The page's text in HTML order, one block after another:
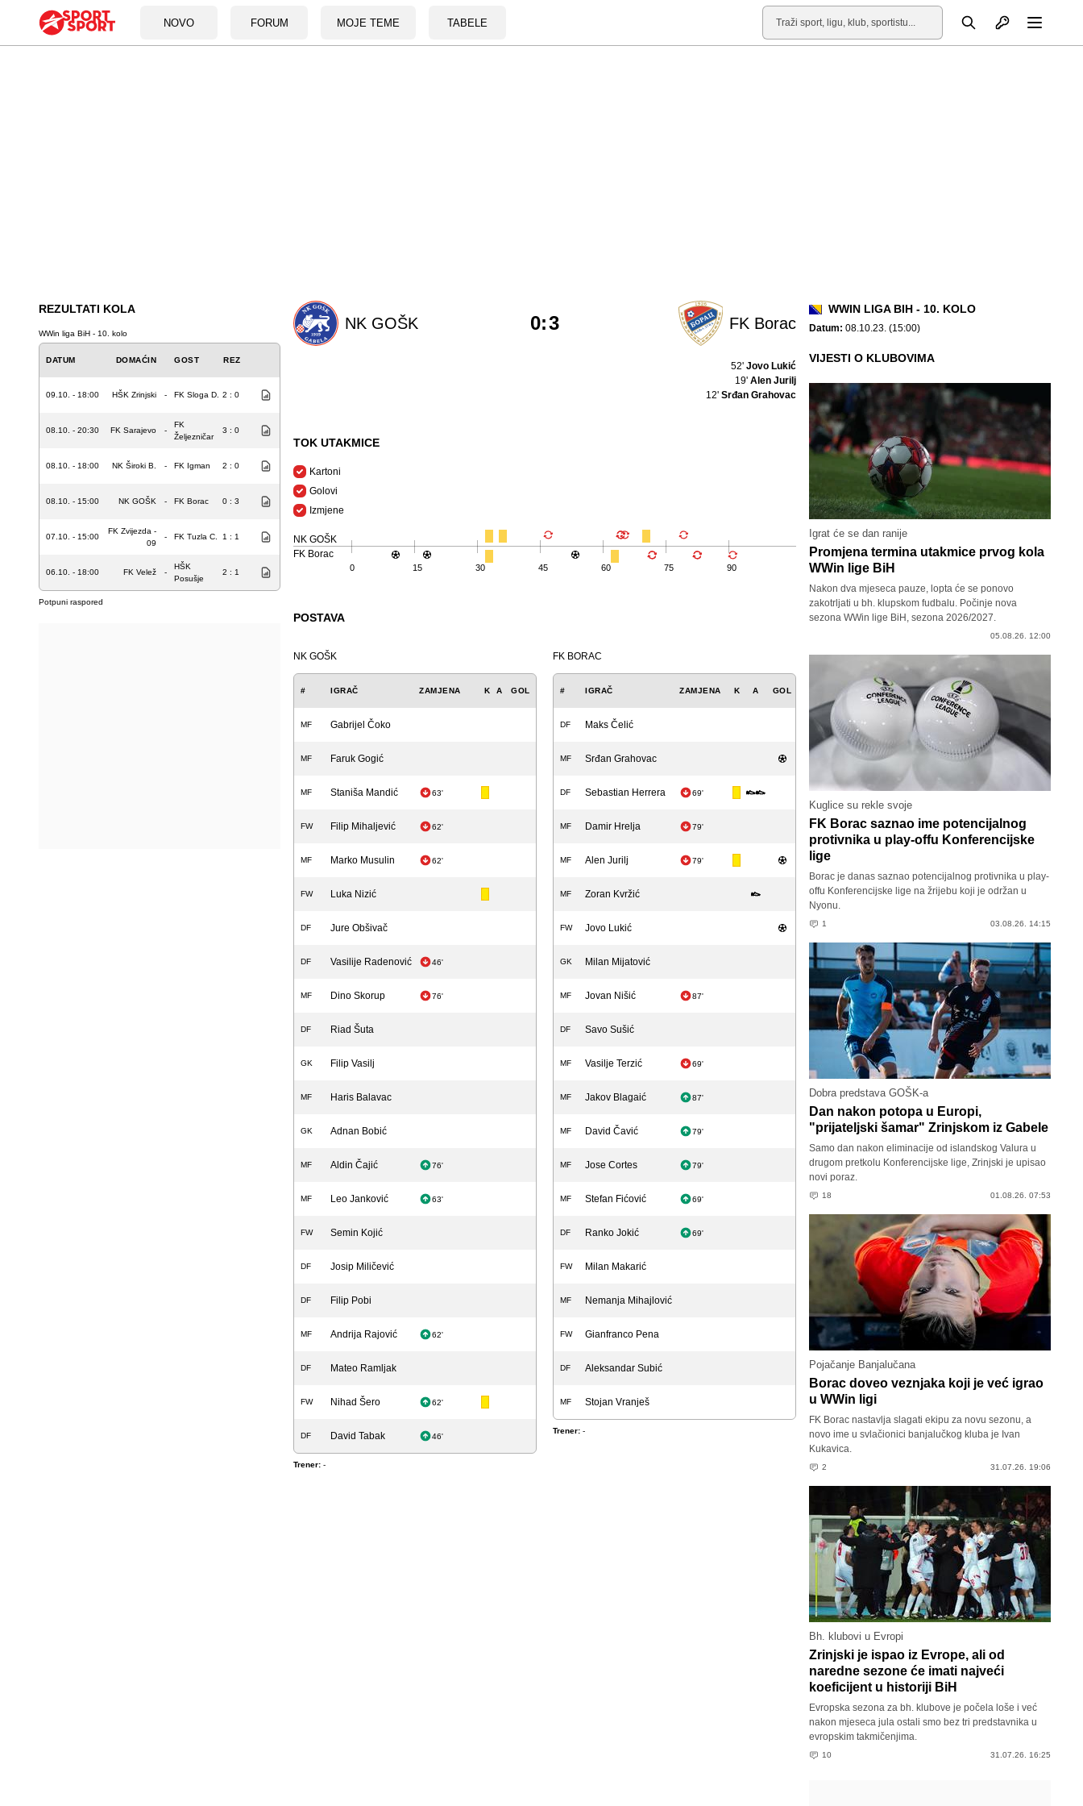
NOVO FORUM MOJE TEME TABELE
Pretraga Otvori profil
REZULTATI KOLA
WWin liga BiH - 10. kolo
DATUM DOMAĆIN GOST REZ
09.10. - 18:00 HŠK Zrinjski - FK Sloga D. 2 : 0
08.10. - 20:30 FK Sarajevo -
FK
Željezničar
3 : 0
08.10. - 18:00 NK Široki B. - FK Igman 2 : 0
08.10. - 15:00 NK GOŠK - FK Borac 0 : 3
07.10. - 15:00
FK Zvijezda -
09
- FK Tuzla C. 1 : 1
06.10. - 18:00 FK Velež -
HŠK
Posušje
2 : 1
Potpuni raspored
NK GOŠK FK Borac
0:3
52' Jovo Lukić
19' Alen Jurilj
12' Srđan Grahovac
TOK UTAKMICE
Kartoni
Golovi
Izmjene
NK GOŠK
FK Borac
0 15 30 45 60 75 90
POSTAVA
NK GOŠK
# IGRAČ ZAMJENA K A GOL
MF Gabrijel Čoko
MF Faruk Gogić
MF Staniša Mandić 63'
FW Filip Mihaljević 62'
MF Marko Musulin 62'
FW Luka Nizić
DF Jure Obšivač
DF Vasilije Radenović 46'
MF Dino Skorup 76'
DF Riad Šuta
GK Filip Vasilj
MF Haris Balavac
GK Adnan Bobić
MF Aldin Čajić 76'
MF Leo Janković 63'
FW Semin Kojić
DF Josip Miličević
DF Filip Pobi
MF Andrija Rajović 62'
DF Mateo Ramljak
FW Nihad Šero 62'
DF David Tabak 46'
Trener: -
FK BORAC
# IGRAČ ZAMJENA K A GOL
DF Maks Čelić
MF Srđan Grahovac
DF Sebastian Herrera 69'
MF Damir Hrelja 79'
MF Alen Jurilj 79'
MF Zoran Kvržić
FW Jovo Lukić
GK Milan Mijatović
MF Jovan Nišić 87'
DF Savo Sušić
MF Vasilje Terzić 69'
MF Jakov Blagaić 87'
MF David Čavić 79'
MF Jose Cortes 79'
MF Stefan Fićović 69'
DF Ranko Jokić 69'
FW Milan Makarić
MF Nemanja Mihajlović
FW Gianfranco Pena
DF Aleksandar Subić
MF Stojan Vranješ
Trener: -
WWIN LIGA BIH - 10. KOLO
Datum: 08.10.23. (15:00)
VIJESTI O KLUBOVIMA
Igrat će se dan ranije
Promjena termina utakmice prvog kola
WWin lige BiH
Nakon dva mjeseca pauze, lopta će se ponovo
zakotrljati u bh. klupskom fudbalu. Počinje nova
sezona WWin lige BiH, sezona 2026/2027.
05.08.26. 12:00
Kuglice su rekle svoje
FK Borac saznao ime potencijalnog
protivnika u play-offu Konferencijske
lige
Borac je danas saznao potencijalnog protivnika u play-
offu Konferencijske lige na žrijebu koji je održan u
Nyonu.
1 03.08.26. 14:15
Dobra predstava GOŠK-a
Dan nakon potopa u Europi,
"prijateljski šamar" Zrinjskom iz Gabele
Samo dan nakon eliminacije od islandskog Valura u
drugom pretkolu Konferencijske lige, Zrinjski je upisao
novi poraz.
18 01.08.26. 07:53
Pojačanje Banjalučana
Borac doveo veznjaka koji je već igrao
u WWin ligi
FK Borac nastavlja slagati ekipu za novu sezonu, a
novo ime u svlačionici banjalučkog kluba je Ivan
Kukavica.
2 31.07.26. 19:06
Bh. klubovi u Evropi
Zrinjski je ispao iz Evrope, ali od
naredne sezone će imati najveći
koeficijent u historiji BiH
Evropska sezona za bh. klubove je počela loše i već
nakon mjeseca jula ostali smo bez tri predstavnika u
evropskim takmičenjima.
10 31.07.26. 16:25